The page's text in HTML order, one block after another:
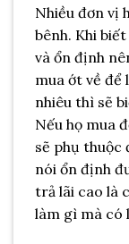
Nhiều đơn vị
bênh. Khi
và ổn định
mua ớt về để
nhiêu thì sẽ
Nếu họ mua
sẽ phụ thuộc
nói ổn định
trả lãi cao là
làm gì mà có